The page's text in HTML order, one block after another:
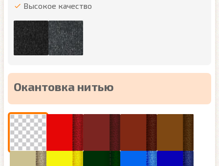
Высокое качество
Окантовка нитью